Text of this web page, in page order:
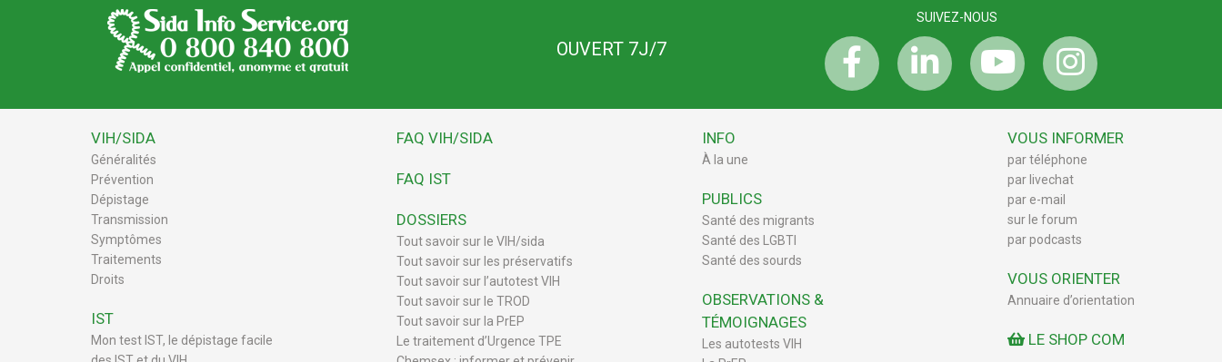
OUVERT 7J/7
SUIVEZ-NOUS
VIH/SIDA
Généralités
Prévention
Dépistage
Transmission
Symptômes
Traitements
Droits
IST
Mon test IST, le dépistage facile
FAQ VIH/SIDA
FAQ IST
DOSSIERS
Tout savoir sur le VIH/sida
Tout savoir sur les préservatifs
Tout savoir sur l’autotest VIH
Tout savoir sur le TROD
Tout savoir sur la PrEP
Le traitement d’Urgence TPE
INFO
À la une
PUBLICS
Santé des migrants
Santé des LGBTI
Santé des sourds
OBSERVATIONS &
TÉMOIGNAGES
Les autotests VIH
VOUS INFORMER
par téléphone
par livechat
par e-mail
sur le forum
par podcasts
VOUS ORIENTER
Annuaire d’orientation
LE SHOP COM